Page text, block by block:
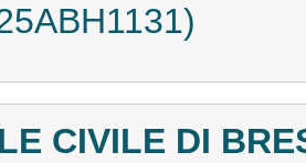
CIVILE DI